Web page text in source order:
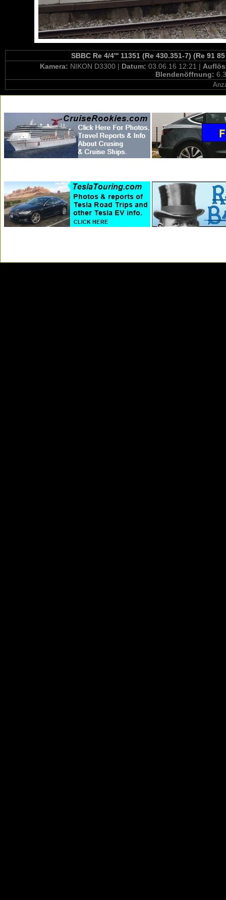
SBBC Re 4/4''' 11351 (Re 430.351-7) (Re 91
Kamera: NIKON D3300 | Datum: 03.06.16 12:21 |
Blendenöffnung: